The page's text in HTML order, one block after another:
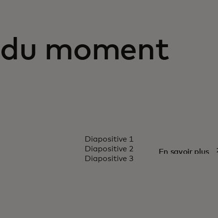
du moment
de la
En savoir plus
Diapositive 1
Diapositive 2
Diapositive 3